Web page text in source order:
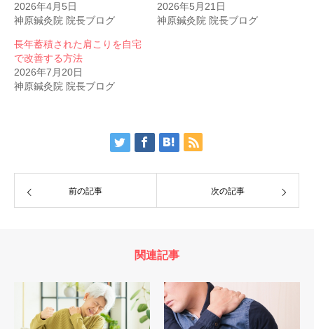
2026年4月5日
神原鍼灸院 院長ブログ
2026年5月21日
神原鍼灸院 院長ブログ
長年蓄積された肩こりを自宅
で改善する方法
2026年7月20日
神原鍼灸院 院長ブログ
前の記事 次の記事
関連記事